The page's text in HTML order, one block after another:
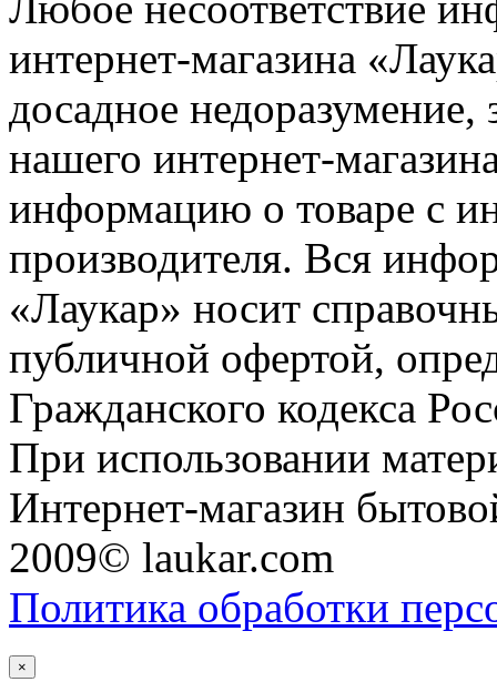
интернет-магазина
досадное недоразумение,
нашего интернет-
информацию о товаре с
производителя. Вся
«Лаукар» носит
публичной офертой,
Гражданского кодекса
При использовании
Интернет-магазин
2009© laukar.com
Политика обработки
×